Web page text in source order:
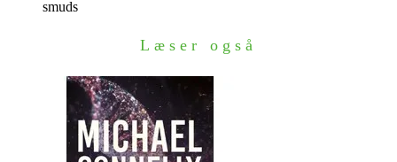
smuds
Læser også